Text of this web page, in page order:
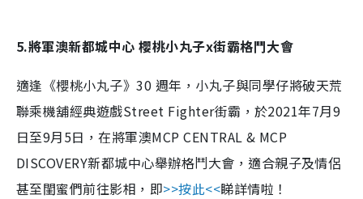
5.將軍澳新都城中心 櫻桃小丸子x街霸格鬥大會
適逢《櫻桃小丸子》30 週年，小丸子與同學仔將破天荒
聯乘機舖經典遊戲Street Fighter街霸，於2021年7月9
日至9月5日，在將軍澳MCP CENTRAL & MCP
DISCOVERY新都城中心舉辦格鬥大會，適合親子及情侶
甚至閨蜜們前往影相，即>>按此<<睇詳情啦！